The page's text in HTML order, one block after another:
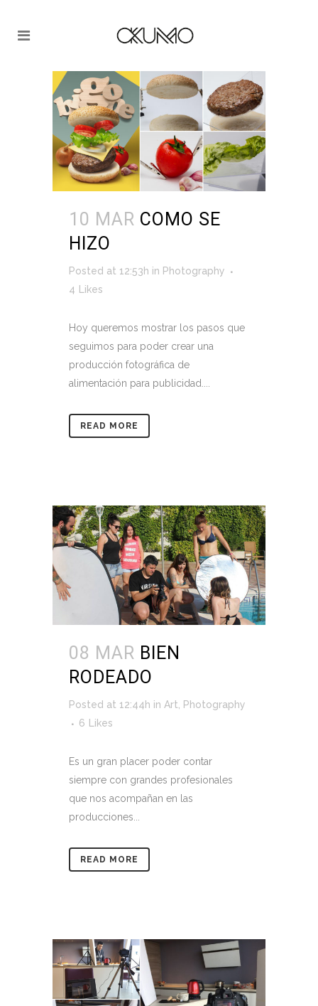
10 MAR COMO SE
HIZO
Posted at 12:53h in Photography
4
Likes
Hoy queremos mostrar los pasos que
seguimos para poder crear una
producción fotográfica de
alimentación para publicidad....
READ MORE
08 MAR BIEN
RODEADO
Posted at 12:44h in Art, Photography
6 Likes
Es un gran placer poder contar
siempre con grandes profesionales
que nos acompañan en las
producciones...
READ MORE